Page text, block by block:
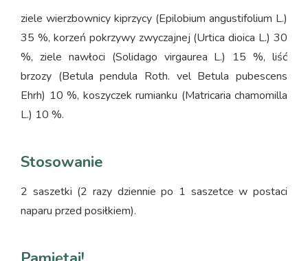
ziele wierzbownicy kiprzycy (Epilobium angustifolium L.)
35 %, korzeń pokrzywy zwyczajnej (Urtica dioica L.) 30
%, ziele nawłoci (Solidago virgaurea L.) 15 %, liść
brzozy (Betula pendula Roth. vel Betula pubescens
Ehrh) 10 %, koszyczek rumianku (Matricaria chamomilla
L.) 10 %.
Stosowanie
2 saszetki (2 razy dziennie po 1 saszetce w postaci
naparu przed posiłkiem).